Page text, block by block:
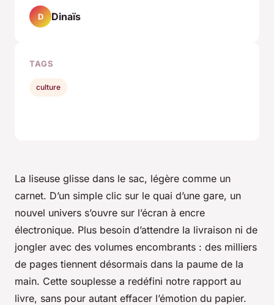
La liseuse glisse dans le sac, légère comme un
carnet. D’un simple clic sur le quai d’une gare, un
nouvel univers s’ouvre sur l’écran à encre
électronique. Plus besoin d’attendre la livraison ni de
jongler avec des volumes encombrants : des milliers
de pages tiennent désormais dans la paume de la
main. Cette souplesse a redéfini notre rapport au
livre, sans pour autant effacer l’émotion du papier.
D Dinaïs
TAGS
culture